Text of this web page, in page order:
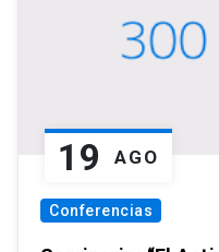
19 AGO
Conferencias